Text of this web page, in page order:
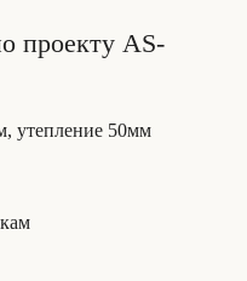
проекту AS-
утепление 50мм